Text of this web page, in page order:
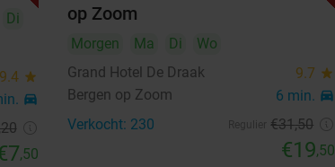
Di
9.4 star
directions_car
,50
op Zoom
Morgen Ma Di
Wo
Grand Hotel De Draak
9.7 star
Bergen op Zoom 6 min. directions_car
Verkocht: 230 €31,50
€19,50